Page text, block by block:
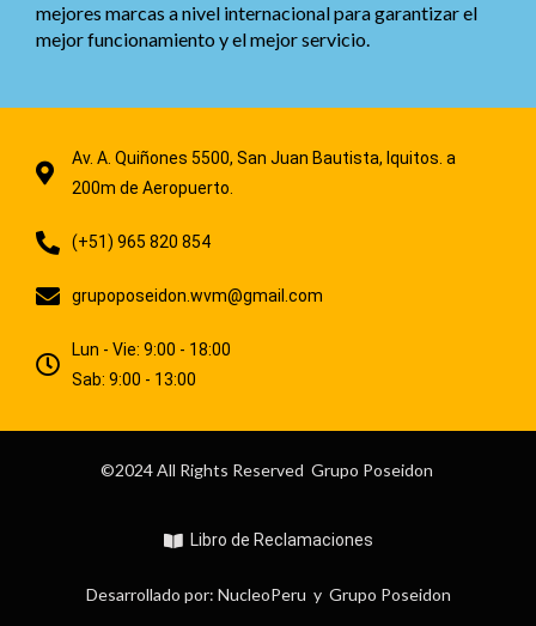
mejores marcas a nivel internacional para garantizar el
mejor funcionamiento y el mejor servicio.
Av. A. Quiñones 5500, San Juan Bautista, Iquitos. a
200m de Aeropuerto.
(+51) 965 820 854
grupoposeidon.wvm@gmail.com
Lun - Vie: 9:00 - 18:00
Sab: 9:00 - 13:00
©2024 All Rights Reserved Grupo Poseidon
Libro de Reclamaciones
Desarrollado por: NucleoPeru y Grupo Poseidon